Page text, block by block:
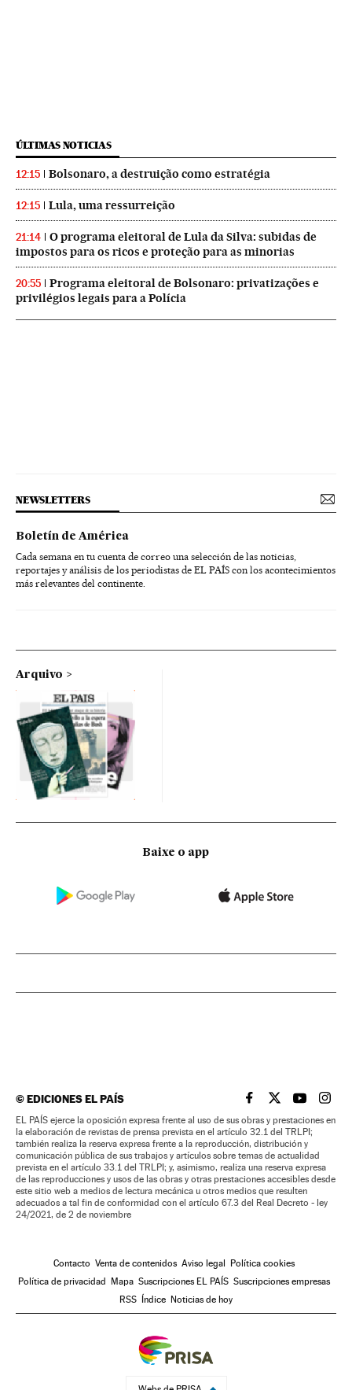
ÚLTIMAS NOTICIAS
12:15 Bolsonaro, a destruição como estratégia
12:15 Lula, uma ressurreição
21:14
O programa eleitoral de Lula da Silva: subidas de
impostos para os ricos e proteção para as minorias
20:55
Programa eleitoral de Bolsonaro: privatizações e
privilégios legais para a Polícia
NEWSLETTERS
Boletín de América
Cada semana en tu cuenta de correo una selección de las noticias,
reportajes y análisis de los periodistas de EL PAÍS con los acontecimientos
más relevantes del continente.
Arquivo
Baixe o app
©EDICIONES EL PAÍS EL PAÍS BRASIL EN
EL PAÍSEL PAÍS
EL
EL PAÍS ejerce la oposición expresa frente al uso de sus obras y prestaciones en
la elaboración de revistas de prensa prevista en el artículo 32.1 del TRLPI;
también realiza la reserva expresa frente a la reproducción, distribución y
comunicación pública de sus trabajos y artículos sobre temas de actualidad
prevista en el artículo 33.1 del TRLPI; y, asimismo, realiza una reserva expresa
de las reproducciones y usos de las obras y otras prestaciones accesibles desde
este sitio web a medios de lectura mecánica u otros medios que resulten
adecuados a tal fin de conformidad con el artículo 67.3 del Real Decreto - ley
24/2021, de 2 de noviembre
Contacto Venta de contenidos Aviso legal
Política cookies
Política de privacidad
Mapa Suscripciones EL PAÍS Suscripciones empresas
RSS
Índice Noticias de hoy